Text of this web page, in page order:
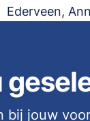
Ederveen,
bij jouw